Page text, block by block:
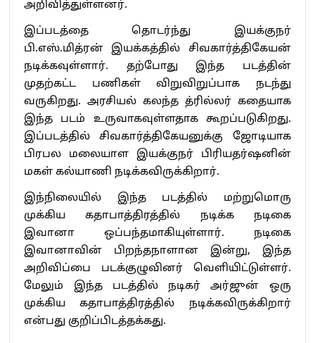
தமிழக சட்டப்பேரவையில் காலியிடங்கள் 6 ஆக உயர்வு
அறிவித்துள்ளனர்.
இப்படத்தை தொடர்ந்து இயக்குநர்
பி.எஸ்.மித்ரன் இயக்கத்தில் சிவகார்த்திகேயன்
நடிக்கவுள்ளார். தற்போது இந்த படத்தின்
முதற்கட்ட பணிகள் விறுவிறுப்பாக நடந்து
வருகிறது. அரசியல் கலந்த த்ரில்லர் கதையாக
இந்த படம் உருவாகவுள்ளதாக கூறப்படுகிறது.
இப்படத்தில் சிவகார்த்திகேயனுக்கு ஜோடியாக
பிரபல மலையாள இயக்குநர் பிரியதர்ஷனின்
மகள் கல்யாணி நடிக்கவிருக்கிறார்.
இந்நிலையில் இந்த படத்தில் மற்றுமொரு
முக்கிய கதாபாத்திரத்தில் நடிக்க நடிகை
இவானா ஒப்பந்தமாகியுள்ளார். நடிகை
இவானாவின் பிறந்தநாளான இன்று, இந்த
அறிவிப்பை படக்குழுவினர் வெளியிட்டுள்ளர்.
மேலும் இந்த படத்தில் நடிகர் அர்ஜுன் ஒரு
முக்கிய கதாபாத்திரத்தில் நடிக்கவிருக்கிறார்
என்பது குறிப்பிடத்தக்கது.